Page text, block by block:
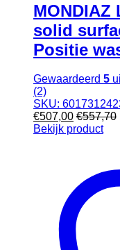
MONDIAZ
solid
Positie
Gewaardeerd 5
(2)
SKU:
€507,00 €557,70
Bekijk product